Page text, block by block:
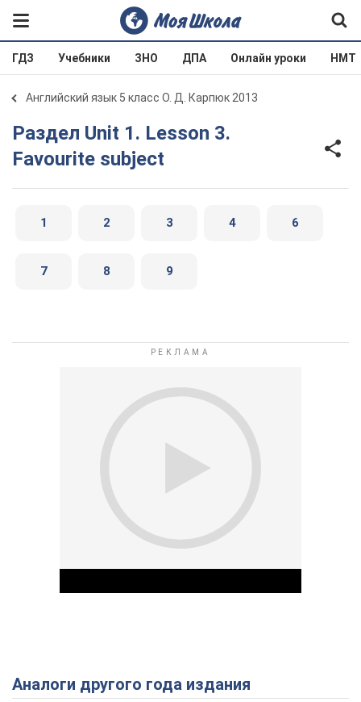
ГДЗ Учебники ЗНО ДПА Онлайн уроки НМТ
Английский язык 5 класс О. Д. Карпюк 2013
Раздел Unit 1. Lesson 3.
Favourite subject
1 2 3 4 6
7 8 9
Play Video
Аналоги другого года издания